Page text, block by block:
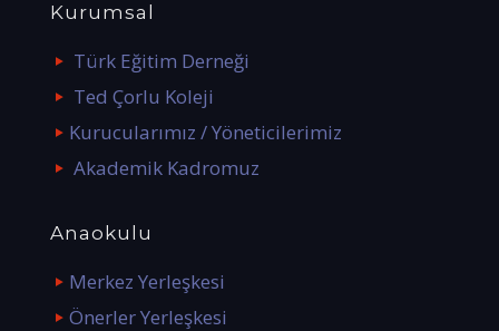
Kurumsal
Türk Eğitim Derneği
Ted Çorlu Koleji
Kurucularımız / Yöneticilerimiz
Akademik Kadromuz
Anaokulu
Merkez Yerleşkesi
Önerler Yerleşkesi